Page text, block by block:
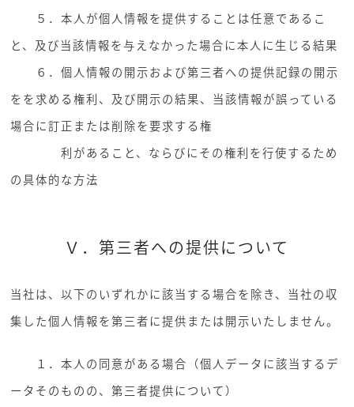
５．本人が個人情報を提供することは任意であるこ
と、及び当該情報を与えなかった場合に本人に生じる結果
６．個人情報の開示および第三者への提供記録の開示
をを求める権利、及び開示の結果、当該情報が誤っている
場合に訂正または削除を要求する権
利があること、ならびにその権利を行使するため
の具体的な方法
Ｖ．第三者への提供について
当社は、以下のいずれかに該当する場合を除き、当社の収
集した個人情報を第三者に提供または開示いたしません。
１．本人の同意がある場合（個人データに該当するデ
ータそのものの、第三者提供について）